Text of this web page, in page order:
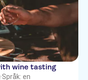
wine tasting
·Språk: en